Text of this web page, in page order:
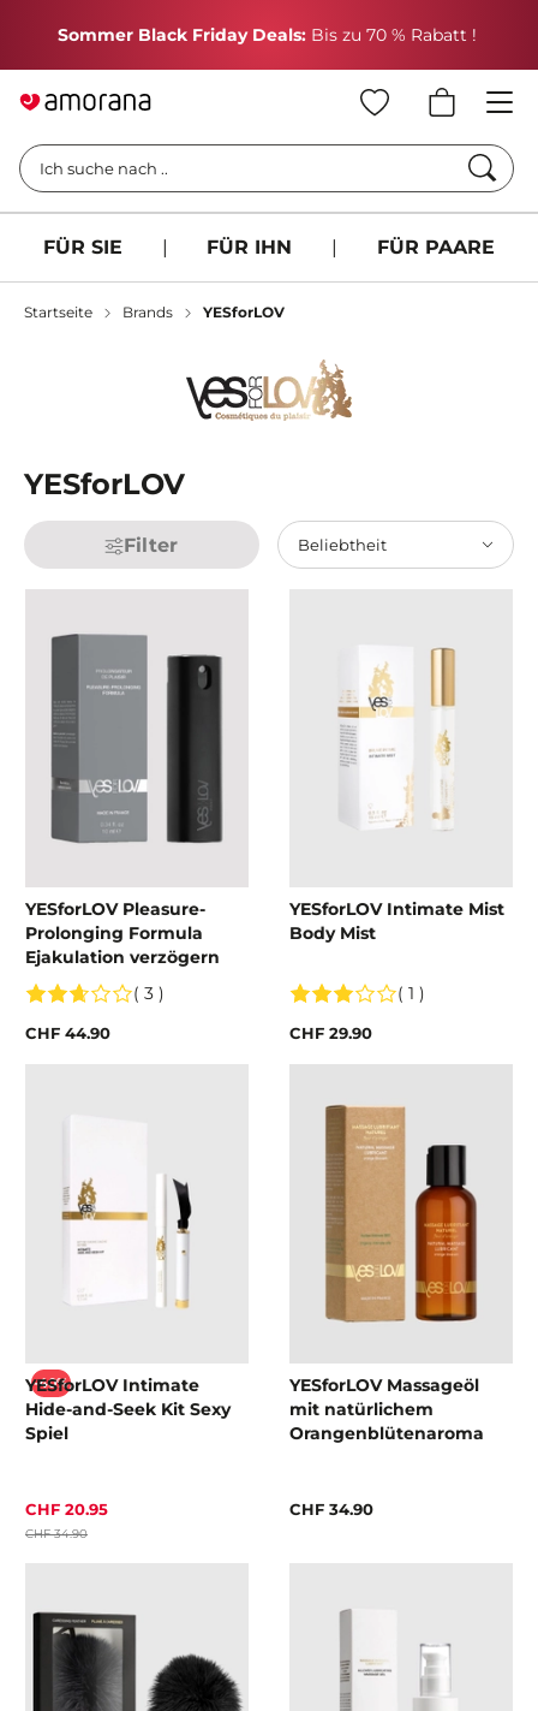
Sommer Black Friday Deals: Bis zu 70 % Rabatt !
Ich suche nach ..
FÜR SIE | FÜR IHN | FÜR PAARE
Startseite Brands YESforLOV
YESforLOV
Filter Beliebtheit
YESforLOV Pleasure-
Prolonging Formula
Ejakulation verzögern
( 3 )
CHF 44.90
YESforLOV Intimate Mist
Body Mist
( 1 )
CHF 29.90
-40%
YESforLOV Intimate
Hide-and-Seek Kit Sexy
Spiel
CHF 20.95
CHF 34.90
YESforLOV Massageöl
mit natürlichem
Orangenblütenaroma
CHF 34.90